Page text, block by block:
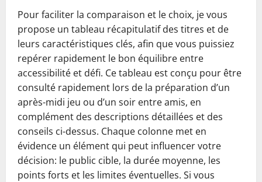
Pour faciliter la comparaison et le choix, je vous
propose un tableau récapitulatif des titres et de
leurs caractéristiques clés, afin que vous puissiez
repérer rapidement le bon équilibre entre
accessibilité et défi. Ce tableau est conçu pour être
consulté rapidement lors de la préparation d’un
après-midi jeu ou d’un soir entre amis, en
complément des descriptions détaillées et des
conseils ci-dessus. Chaque colonne met en
évidence un élément qui peut influencer votre
décision: le public cible, la durée moyenne, les
points forts et les limites éventuelles. Si vous